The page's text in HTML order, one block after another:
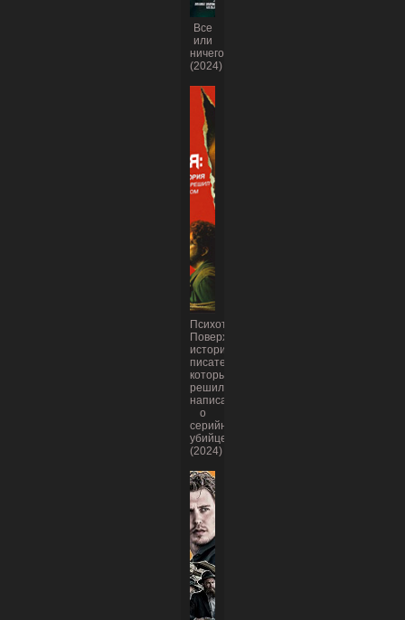
Все
или
ничего
(2024)
Психотерапия:
Поверхностная
история
писателя,
который
решил
написать
о
серийном
убийце
(2024)